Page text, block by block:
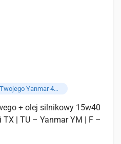
Pasuje do Twojego Yanmar 4TNE84
+ olej silnikowy 15w40
TX | TU – Yanmar YM | F –